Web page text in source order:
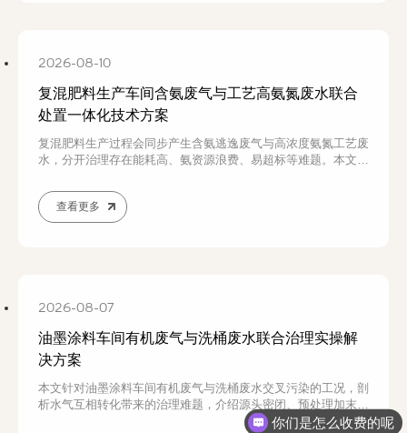
2026-08-10
复混肥料生产车间含氨废气与工艺高氨氮废水联合
处置一体化技术方案
复混肥料生产过程会同步产生含氨逃逸废气与高浓度氨氮工艺废
水，分开治理存在能耗高、氨资源浪费、易超标等难题。本文针
治理痛点，介绍废气废水一体化联合处置完整工艺，采用协同洗
涤、负压蒸氨回收、厌氧氨氧化生化闭环处理，实现氨气资源化
回用与废水近零排放，复合肥厂区环保提标改造可咨询若源环保
查看更多
2026-08-07
油墨涂料车间有机废气与洗桶废水联合治理实操解
决方案
本文针对油墨涂料车间有机废气与洗桶废水交叉污染的工况，剖
析水气互相转化带来的治理难题，介绍源头密闭、预处理加末端
处置的联合治理实操方案，为涂料油墨企业环保技改提供落地参
你们是怎么收费的呢